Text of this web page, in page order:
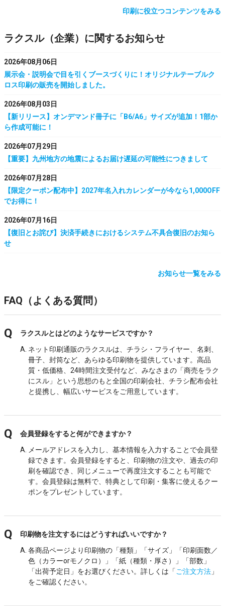
印刷に役立つコンテンツをみる
ラクスル（企業）に関するお知らせ
2026年08月06日
展示会・説明会で目を引くブースづくりに！オリジナルテーブルク
ロス印刷の販売を開始しました。
2026年08月03日
【新リリース】オンデマンド冊子に「B6/A6」サイズが追加！1部か
ら作成可能に！
2026年07月29日
【重要】九州地方の地震によるお届け遅延の可能性につきまして
2026年07月28日
【限定クーポン配布中】2027年名入れカレンダーが今なら1,000OFF
でお得に！
2026年07月16日
【復旧とお詫び】決済手続きにおけるシステム不具合復旧のお知ら
せ
お知らせ一覧をみる
FAQ（よくある質問）
ラクスルとはどのようなサービスですか？
ネット印刷通販のラクスルは、チラシ・フライヤー、名刺、
冊子、封筒など、あらゆる印刷物を提供しています。高品
質・低価格、24時間注文受付など、みなさまの「商売をラク
にスル」という思想のもと全国の印刷会社、チラシ配布会社
と提携し、幅広いサービスをご用意しています。
会員登録をすると何ができますか？
メールアドレスを入力し、基本情報を入力することで会員登
録できます。会員登録をすると、印刷物の注文や、過去の印
刷を確認でき、同じメニューで再度注文することも可能で
す。会員登録は無料で、特典として印刷・集客に使えるクー
ポンをプレゼントしています。
印刷物を注文するにはどうすればいいですか？
各商品ページより印刷物の「種類」「サイズ」「印刷面数／
色（カラーorモノクロ）」「紙（種類・厚さ）」「部数」
「出荷予定日」をお選びください。詳しくは「ご注文方法 」
をご確認ください。